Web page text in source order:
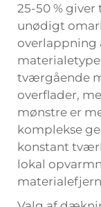
25-50 %
unødigt
overlappning
tværgående
overflader,
mønstre er
komplekse
konstant
lokal